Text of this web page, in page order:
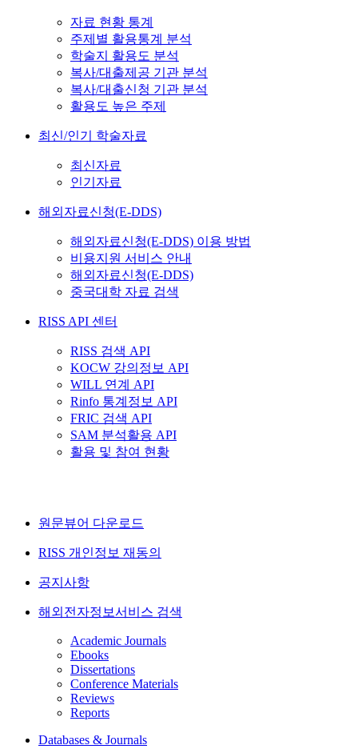
자료 현황 통계
주제별 활용통계 분석
학술지 활용도 분석
복사/대출제공 기관 분석
복사/대출신청 기관 분석
활용도 높은 주제
최신/인기 학술자료
최신자료
인기자료
해외자료신청(E-DDS)
해외자료신청(E-DDS) 이용 방법
비용지원 서비스 안내
해외자료신청(E-DDS)
중국대학 자료 검색
RISS API 센터
RISS 검색 API
KOCW 강의정보 API
WILL 연계 API
Rinfo 통계정보 API
FRIC 검색 API
SAM 분석활용 API
활용 및 참여 현황
원문뷰어 다운로드
RISS 개인정보 재동의
공지사항
해외전자정보서비스 검색
Academic Journals
Ebooks
Dissertations
Conference Materials
Reviews
Reports
Databases & Journals